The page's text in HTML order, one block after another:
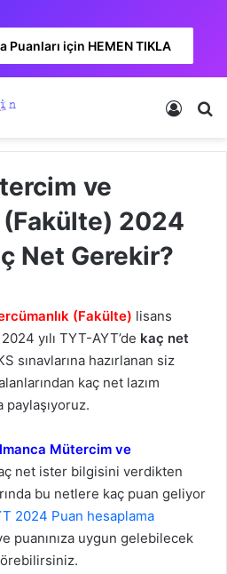
Puanları için HEMEN TIKLA
Kayıt
ve
(Fakülte) 2024
Net Gerekir?
(Fakülte) lisans
yılı TYT-AYT’de kaç net
sınavlarına hazırlanan siz
kaç net lazım
Mütercim ve
net ister bilgisini verdikten
bu netlere kaç puan geliyor
2024 Puan hesaplama
puanınıza uygun gelebilecek